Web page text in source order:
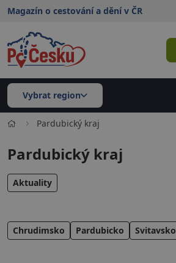
Magazín o cestování a dění v ČR
Vybrat region
Pardubický kraj
Pardubický kraj
Aktuality
Chrudimsko Pardubicko Svitavsko